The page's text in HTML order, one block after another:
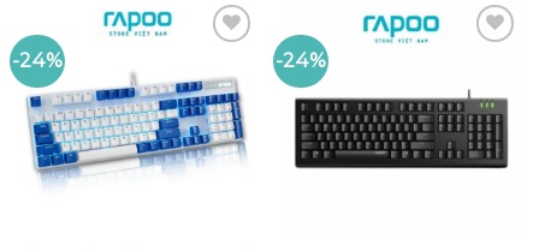
-24%
wishlist
-24%